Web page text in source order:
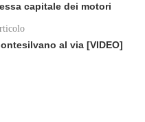
capitale dei motori
al via [VIDEO]